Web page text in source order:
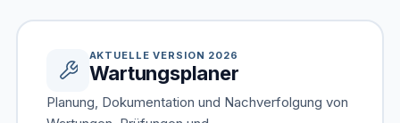
AKTUELLE VERSION 2026
Wartungsplaner
Planung, Dokumentation und Nachverfolgung von